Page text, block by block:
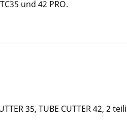
und 42 PRO.
35, TUBE CUTTER 42, 2